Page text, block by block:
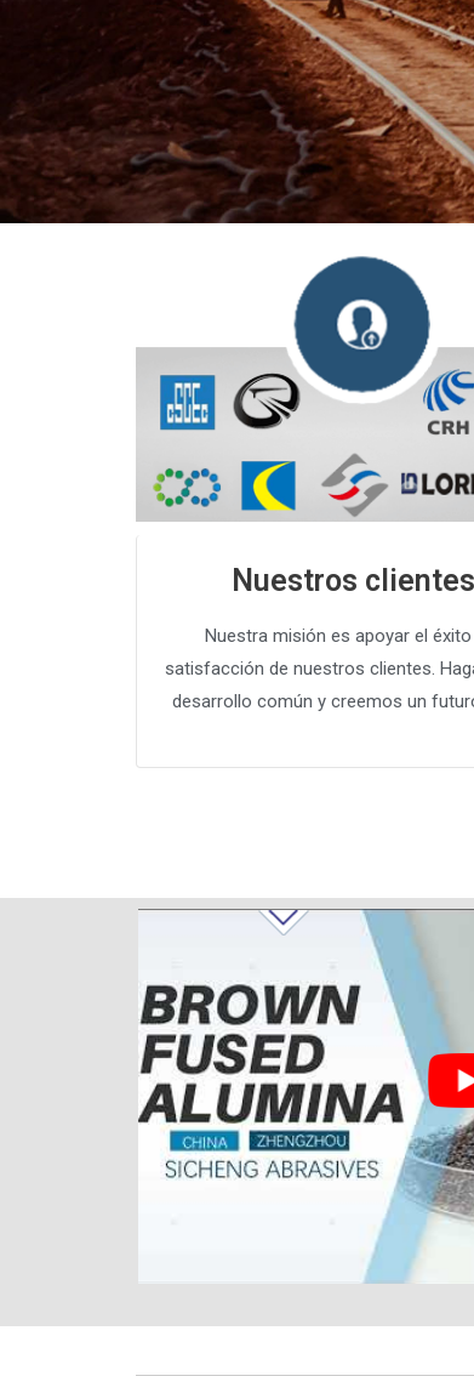
¡Ofrecemos a
Nuestros clientes
Nuestra misión es apoyar el
satisfacción de nuestros clientes.
desarrollo común y creemos un